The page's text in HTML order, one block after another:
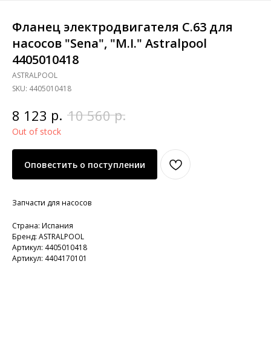
Фланец электродвигателя C.63 для
насосов "Sena", "M.I." Astralpool
4405010418
ASTRALPOOL
SKU: 4405010418
8 123 р. 10 560 р.
Out of stock
Оповестить о поступлении
Запчасти для насосов
Страна: Испания
Бренд: ASTRALPOOL
Артикул: 4405010418
Артикул: 4404170101